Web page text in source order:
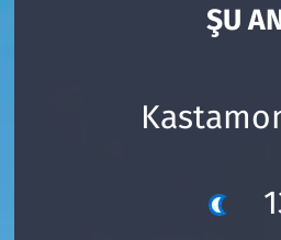
ŞU
Bilim ve Teknoloji